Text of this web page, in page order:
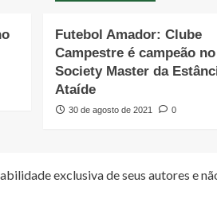
Futebol Amador: Clube
Campestre é campeão no
Society Master da
Ataíde
30 de agosto de 2021 0
exclusiva de seus autores e